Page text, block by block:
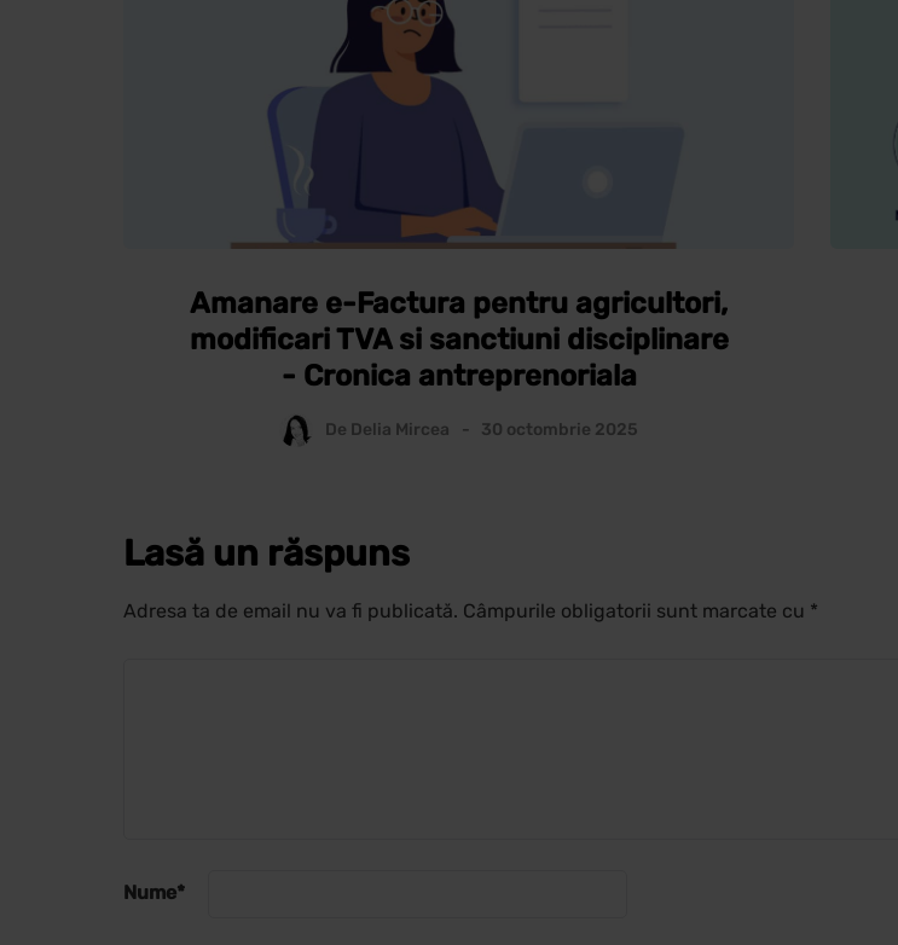
Amanare e-Factura pentru agricultori,
modificari TVA si sanctiuni disciplinare
- Cronica antreprenoriala
De Delia Mircea 30 octombrie 2025
Lasă un răspuns
Adresa ta de email nu va fi publicată. Câmpurile obligatorii sunt marcate cu *
Nume*